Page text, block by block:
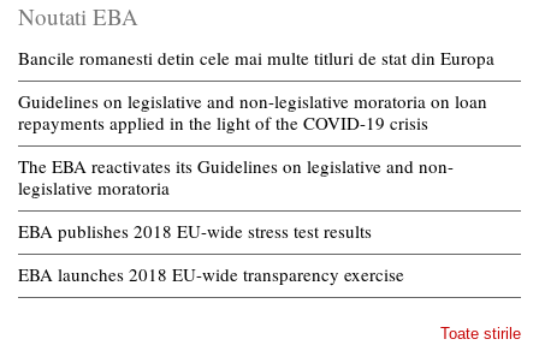
Noutati EBA
Bancile romanesti detin cele mai multe titluri de stat din Europa
Guidelines on legislative and non-legislative moratoria on loan
repayments applied in the light of the COVID-19 crisis
The EBA reactivates its Guidelines on legislative and non-
legislative moratoria
EBA publishes 2018 EU-wide stress test results
EBA launches 2018 EU-wide transparency exercise
Toate stirile